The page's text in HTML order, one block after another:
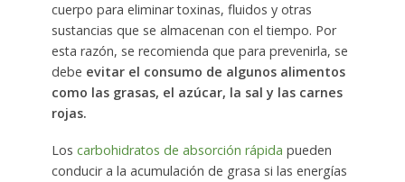
cuerpo para eliminar toxinas, fluidos y otras
sustancias que se almacenan con el tiempo. Por
esta razón, se recomienda que para prevenirla, se
debe evitar el consumo de algunos alimentos
como las grasas, el azúcar, la sal y las carnes
rojas.
Los carbohidratos de absorción rápida pueden
conducir a la acumulación de grasa si las energías